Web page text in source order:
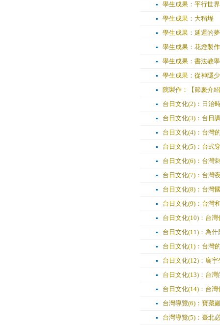
學生成果：平行世
學生成果：大稻埕
學生成果：延遲的
學生成果：花燈製作
學生成果：書法教學
學生成果：從神隱
院製作：【節慶介
台日文化(2)：日治
台日文化(3)：台日
台日文化(4)：台灣
台日文化(5)：台式
台日文化(6)：台灣
台日文化(7)：台灣
台日文化(8)：台灣
台日文化(9)：台灣
台日文化(10)：台
台日文化(11)：為
台日文化(1)：台灣
台日文化(12)：廟宇
台日文化(13)：台
台日文化(14)：台
台灣導覽(6)：寶藏
台灣導覽(5)：臺北